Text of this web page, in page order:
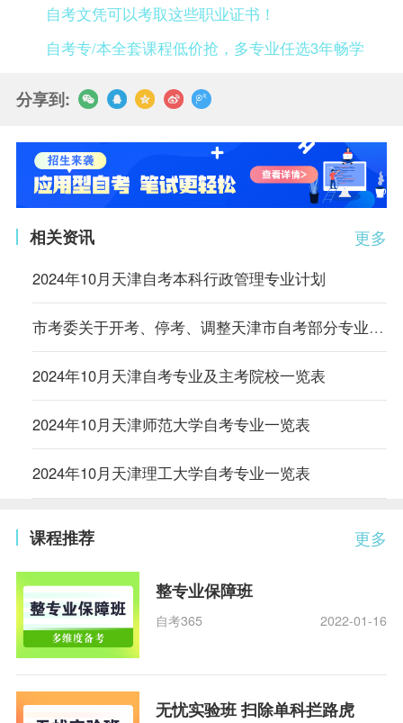
自考文凭可以考取这些职业证书！
自考专/本全套课程低价抢，多专业任选3年畅学
分享到:
更多
相关资讯
2024年10月天津自考本科行政管理专业计划
市考委关于开考、停考、调整天津市自考部分专业的通知
2024年10月天津自考专业及主考院校一览表
2024年10月天津师范大学自考专业一览表
2024年10月天津理工大学自考专业一览表
更多
课程推荐
整专业保障班
自考365 2022-01-16
无忧实验班 扫除单科拦路虎